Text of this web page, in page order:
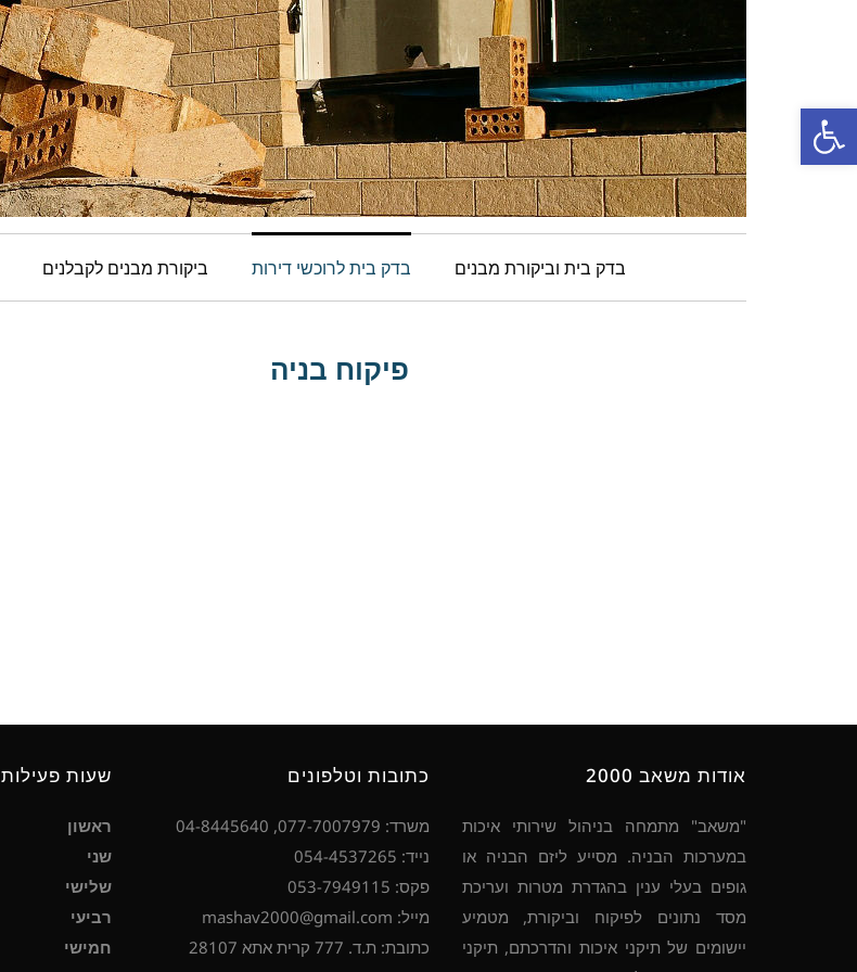
פתח סרגל נגישות
בדק בית וביקורת מבנים בדק בית לרוכשי דירות ביקורת מבנים לקבלנים
פיקוח בניה
אודות משאב 2000
"משאב" מתמחה בניהול שירותי איכות
במערכות הבניה. מסייע ליזם הבניה או
גופים בעלי ענין בהגדרת מטרות ועריכת
מסד נתונים לפיקוח וביקורת, מטמיע
יישומים של תיקני איכות והדרכתם, תיקני
כתובות וטלפונים
משרד: 077-7007979, 04-8445640
נייד: 054-4537265
פקס: 053-7949115
מייל: mashav2000@gmail.com
כתובת: ת.ד. 777 קרית אתא 28107
שעות פעילות
ראשון
שני
שלישי
רביעי
חמישי